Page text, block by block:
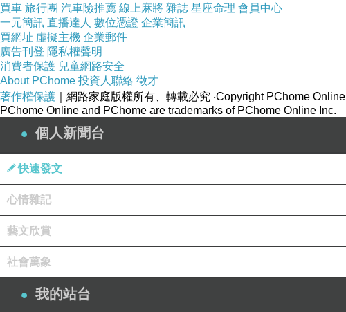
買車 旅行團 汽車險推薦 線上麻將 雜誌 星座命理 會員中心
一元簡訊 直播達人 數位憑證 企業簡訊
買網址 虛擬主機 企業郵件
廣告刊登 隱私權聲明
消費者保護 兒童網路安全
About PChome 投資人聯絡 徵才
著作權保護 ｜網路家庭版權所有、轉載必究 ‧Copyright PChome Online
PChome Online and PChome are trademarks of PChome Online Inc.
個人新聞台
快速發文
心情雜記
藝文欣賞
社會萬象
我的站台